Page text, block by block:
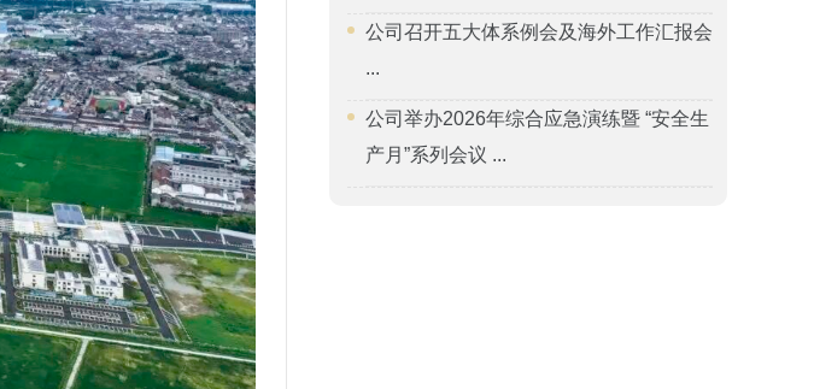
公司召开五大体系例会及海外工作汇报会
...
公司举办2026年综合应急演练暨 “安全生
产月”系列会议 ...